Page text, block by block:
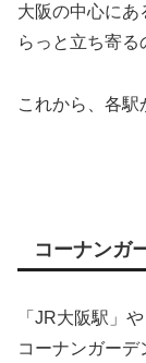
大阪の中心にあ
らっと立ち寄る
これから、各駅
コーナンガ
「JR大阪駅」
コーナンガー